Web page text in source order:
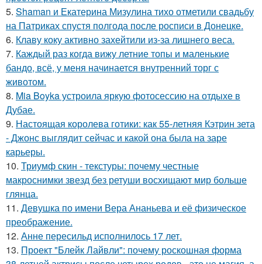
5. Shaman и Екатерина Мизулина тихо отметили свадьбу
на Патриках спустя полгода после росписи в Донецке.
6. Клаву коку активно захейтили из-за лишнего веса.
7. Каждый раз когда вижу летние топы и маленькие
бандо, всё, у меня начинается внутренний торг с
животом.
8. Mia Boyka устроила яркую фотосессию на отдыхе в
Дубае.
9. Настоящая королева готики: как 55-летняя Кэтрин зета
- Джонс выглядит сейчас и какой она была на заре
карьеры.
10. Триумф скин - текстуры: почему честные
макроснимки звезд без ретуши восхищают мир больше
глянца.
11. Девушка по имени Вера Ананьева и её физическое
преображение.
12. Анне пересильд исполнилось 17 лет.
13. Проект "Блейк Лайвли": почему роскошная форма